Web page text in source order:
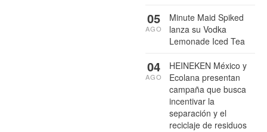
Minute Maid Spiked
lanza su Vodka
Lemonade Iced Tea
05
AGO
HEINEKEN México y
Ecolana presentan
campaña que busca
incentivar la
separación y el
reciclaje de residuos
04
AGO